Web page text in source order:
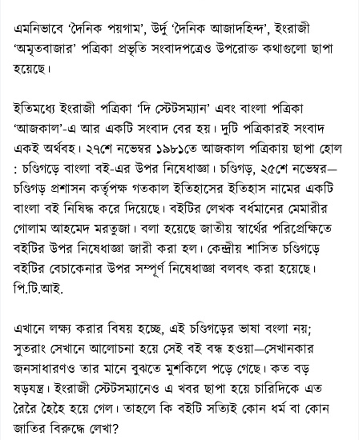
এমনিভাবে ‘দৈনিক পয়গাম’, উর্দু ‘দৈনিক আজাদহিন্দ’, ইংরাজী
‘অমৃতবাজার’ পত্রিকা প্রভৃতি সংবাদপত্রেও উপরোক্ত কথাগুলো ছাপা
হয়েছে।
ইতিমধ্যে ইংরাজী পত্রিকা ‘দি স্টেটসম্যান’ এবং বাংলা পত্রিকা
‘আজকাল’-এ আর একটি সংবাদ বের হয়। দুটি পত্রিকারই সংবাদ
একই অর্থবহ। ২৭শে নভেম্বর ১৯৮১তে আজকাল পত্রিকায় ছাপা হোল
: চণ্ডিগড়ে বাংলা বই-এর উপর নিষেধাজ্ঞা। চণ্ডিগড়, ২৫শে নভেম্বর—
চণ্ডিগড় প্রশাসন কর্তৃপক্ষ গতকাল ইতিহাসের ইতিহাস নামের একটি
বাংলা বই নিষিদ্ধ করে দিয়েছে। বইটির লেখক বর্ধমানের মেমারীর
গোলাম আহমেদ মরতুজা। বলা হয়েছে জাতীয় স্বার্থের পরিপ্রেক্ষিতে
বইটির উপর নিষেধাজ্ঞা জারী করা হল। কেন্দ্রীয় শাসিত চণ্ডিগড়ে
বইটির বেচাকেনার উপর সম্পূর্ণ নিষেধাজ্ঞা বলবৎ করা হয়েছে।
পি.টি.আই.
এখানে লক্ষ্য করার বিষয় হচ্ছে, এই চণ্ডিগড়ের ভাষা বংলা নয়;
সুতরাং সেখানে আলোচনা হয়ে সেই বই বন্ধ হওয়া—সেখানকার
জনসাধারণও তার মানে বুঝতে মুশকিলে পড়ে গেছে। কত বড়
ষড়যন্ত্র। ইংরাজী স্টেটসম্যানেও এ খবর ছাপা হয়ে চারিদিকে এত
রৈরৈ হৈহৈ হয়ে গেল। তাহলে কি বইটি সত্যিই কোন ধর্ম বা কোন
জাতির বিরুদ্ধে লেখা?